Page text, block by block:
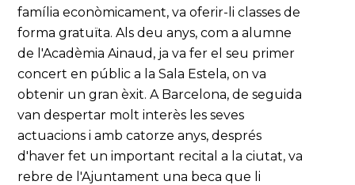
família econòmicament, va oferir-li classes de
forma gratuïta. Als deu anys, com a alumne
de l'Acadèmia Ainaud, ja va fer el seu primer
concert en públic a la Sala Estela, on va
obtenir un gran èxit. A Barcelona, de seguida
van despertar molt interès les seves
actuacions i amb catorze anys, després
d'haver fet un important recital a la ciutat, va
rebre de l'Ajuntament una beca que li